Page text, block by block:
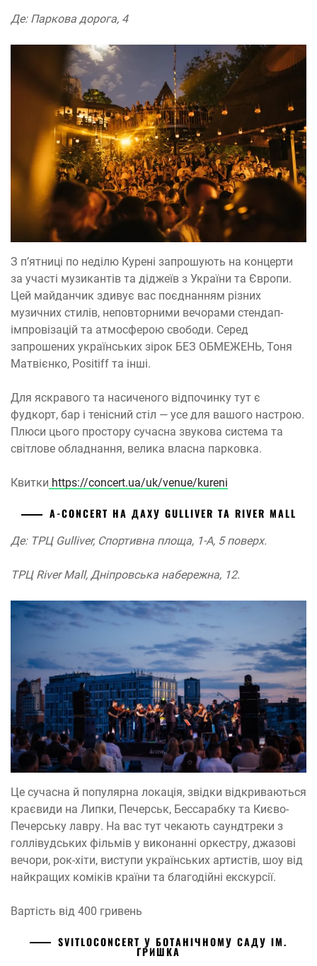
Де: Паркова дорога, 4
З пʼятниці по неділю Курені запрошують на концерти
за участі музикантів та діджеїв з України та Європи.
Цей майданчик здивує вас поєднанням різних
музичних стилів, неповторними вечорами стендап-
імпровізацій та атмосферою свободи. Серед
запрошених українських зірок БЕЗ ОБМЕЖЕНЬ, Тоня
Матвієнко, Positiff та інші.
Для яскравого та насиченого відпочинку тут є
фудкорт, бар і тенісний стіл — усе для вашого настрою.
Плюси цього простору сучасна звукова система та
світлове обладнання, велика власна парковка.
Квитки https://concert.ua/uk/venue/kureni
A-CONCERT НА ДАХУ GULLIVER ТА RIVER MALL
Де: ТРЦ Gulliver, Спортивна площа, 1-А, 5 поверх.
ТРЦ River Mall, Дніпровська набережна, 12.
Це сучасна й популярна локація, звідки відкриваються
краєвиди на Липки, Печерськ, Бессарабку та Києво-
Печерську лавру. На вас тут чекають саундтреки з
голлівудських фільмів у виконанні оркестру, джазові
вечори, рок-хіти, виступи українських артистів, шоу від
найкращих коміків країни та благодійні екскурсії.
Вартість від 400 гривень
SVITLOCONCERT У БОТАНІЧНОМУ САДУ ІМ.
ГРИШКА